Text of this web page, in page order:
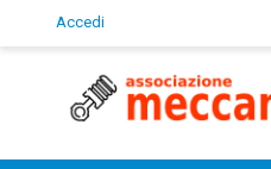
account
menu
Accedi